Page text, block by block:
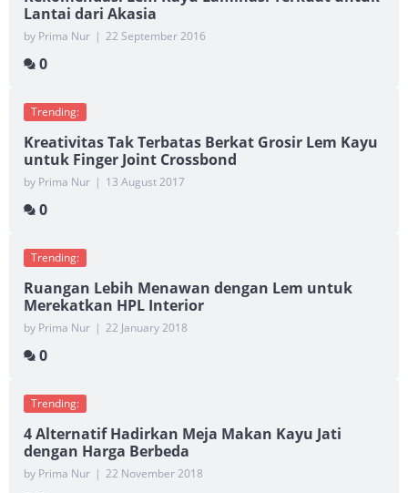
Lantai dari Akasia
by Prima Nur | 22 September 2016
0
Trending:
Kreativitas Tak Terbatas Berkat Grosir Lem Kayu
untuk Finger Joint Crossbond
by Prima Nur | 13 August 2017
0
Trending:
Ruangan Lebih Menawan dengan Lem untuk
Merekatkan HPL Interior
by Prima Nur | 22 January 2018
0
Trending:
4 Alternatif Hadirkan Meja Makan Kayu Jati
dengan Harga Berbeda
by Prima Nur | 22 November 2018